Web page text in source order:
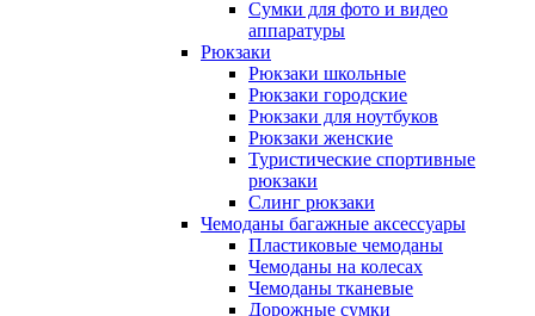
Сумки для фото и видео
аппаратуры
Рюкзаки
Рюкзаки школьные
Рюкзаки городские
Рюкзаки для ноутбуков
Рюкзаки женские
Туристические спортивные
рюкзаки
Слинг рюкзаки
Чемоданы багажные аксессуары
Пластиковые чемоданы
Чемоданы на колесах
Чемоданы тканевые
Дорожные сумки